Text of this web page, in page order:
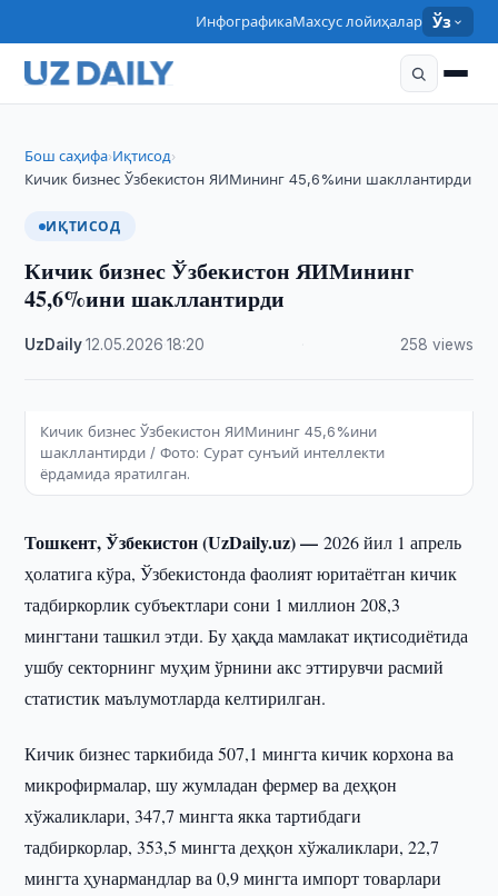
ИнфографикаМахсус лойиҳалар Ўз
Бош саҳифа›Иқтисод›
Кичик бизнес Ўзбекистон ЯИМининг 45,6%ини шакллантирди
ИҚТИСОД
Кичик бизнес Ўзбекистон ЯИМининг
45,6%ини шакллантирди
UzDaily·12.05.2026 ·18:20 258 views
Кичик бизнес Ўзбекистон ЯИМининг 45,6%ини
шакллантирди / Фото: Сурат сунъий интеллекти
ёрдамида яратилган.
Тошкент, Ўзбекистон (UzDaily.uz) —2026 йил 1 апрель
ҳолатига кўра, Ўзбекистонда фаолият юритаётган кичик
тадбиркорлик субъектлари сони 1 миллион 208,3
мингтани ташкил этди. Бу ҳақда мамлакат иқтисодиётида
ушбу секторнинг муҳим ўрнини акс эттирувчи расмий
статистик маълумотларда келтирилган.
Кичик бизнес таркибида 507,1 мингта кичик корхона ва
микрофирмалар, шу жумладан фермер ва деҳқон
хўжаликлари, 347,7 мингта якка тартибдаги
тадбиркорлар, 353,5 мингта деҳқон хўжаликлари, 22,7
мингта ҳунармандлар ва 0,9 мингта импорт товарлари